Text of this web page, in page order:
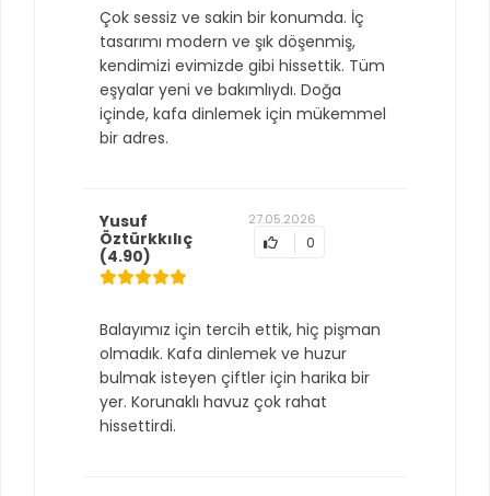
Çok sessiz ve sakin bir konumda. İç
tasarımı modern ve şık döşenmiş,
kendimizi evimizde gibi hissettik. Tüm
eşyalar yeni ve bakımlıydı. Doğa
içinde, kafa dinlemek için mükemmel
bir adres.
Yusuf
Öztürkkılıç
(4.90)
27.05.2026
0
Balayımız için tercih ettik, hiç pişman
olmadık. Kafa dinlemek ve huzur
bulmak isteyen çiftler için harika bir
yer. Korunaklı havuz çok rahat
hissettirdi.